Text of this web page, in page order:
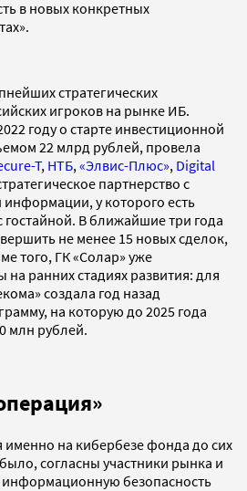
в новых конкретных
стратегических
игроков на рынке ИБ.
году о старте инвестиционной
22 млрд рублей, провела
T, НТБ, «Элвис-Плюс», Digital
партнерство с
у которого есть
В ближайшие три года
не менее 15 новых сделок,
того, ГК «Солар» уже
ранних стадиях развития: для
создала год назад
на которую до 2025 года
млн рублей.
на кибербезе фонда до сих
согласны участники рынка и
безопасность